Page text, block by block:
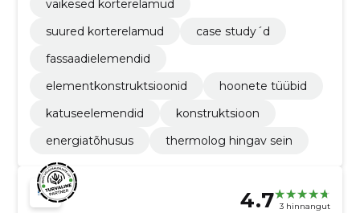
väikesed korterelamud
suured korterelamud
case study´d
fassaadielemendid
elementkonstruktsioonid
hoonete tüübid
katuseelemendid
konstruktsioon
energiatõhusus
thermolog hingav sein
4.7 3 hinnangut